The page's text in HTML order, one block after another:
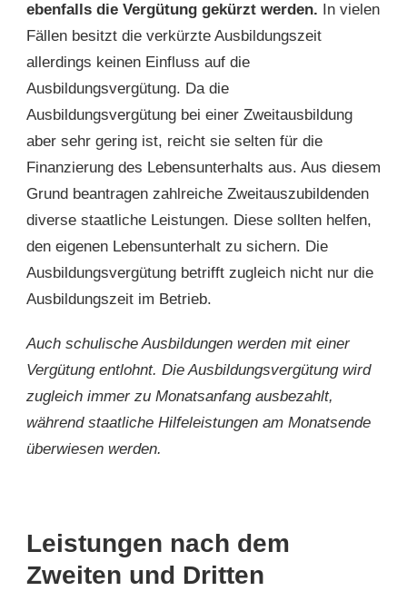
ebenfalls die Vergütung gekürzt werden. In vielen
Fällen besitzt die verkürzte Ausbildungszeit
allerdings keinen Einfluss auf die
Ausbildungsvergütung. Da die
Ausbildungsvergütung bei einer Zweitausbildung
aber sehr gering ist, reicht sie selten für die
Finanzierung des Lebensunterhalts aus. Aus diesem
Grund beantragen zahlreiche Zweitauszubildenden
diverse staatliche Leistungen. Diese sollten helfen,
den eigenen Lebensunterhalt zu sichern. Die
Ausbildungsvergütung betrifft zugleich nicht nur die
Ausbildungszeit im Betrieb.
Auch schulische Ausbildungen werden mit einer
Vergütung entlohnt. Die Ausbildungsvergütung wird
zugleich immer zu Monatsanfang ausbezahlt,
während staatliche Hilfeleistungen am Monatsende
überwiesen werden.
Leistungen nach dem
Zweiten und Dritten